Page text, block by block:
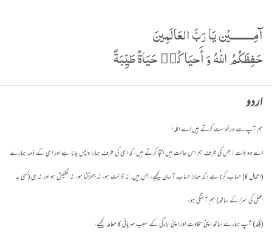
آمِـــــــــيْن يَا رَبَّ العَالَمِينَ
حَفِظَكُمُ اللّٰهُ وَ أَحيَاكُم٘ حَيَاةً طَيِّبَةً
اردو
ہم آپ سے درخواست کرتے ہیں اے اللّٰہ!
اے وہ ذات ! جس کی طرف ہم اس حالت میں التجا کرتے ہیں، کہ اسی کی طرف ہمارا واپس جانا ہے اور اسی کے ذمہ ہمارے
(اعمال کا) حساب کرنا ہے ؛ کہ ہمارا حساب آسان کیجیے، جس میں. نہ ڈانٹ ہو، نہ جھڑکنا ہو، نہ تفتیش ہو اور نہ ہی (کسی بد
عملی کی سزا کے ساتھ) ہم آہنگی ہو،
(بلکہ) آپ ہمارے ساتھ اپنی سخاوت اور اپنی بزرگی کے سبب مہربانی کا معاملہ کیجیے،